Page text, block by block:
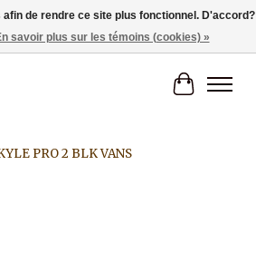
80€.
Panier
PRO 2 BLK VANS
de rendre ce site plus fonctionnel. D'accord?
savoir plus sur les témoins (cookies) »